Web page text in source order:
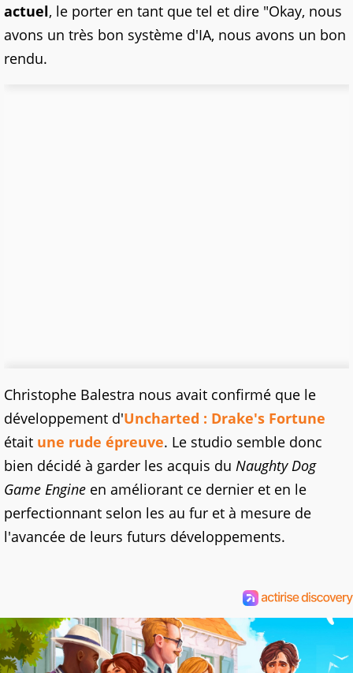
actuel, le porter en tant que tel et dire "Okay, nous
avons un très bon système d'IA, nous avons un bon
rendu.
Christophe Balestra nous avait confirmé que le
développement d'Uncharted : Drake's Fortune
était une rude épreuve. Le studio semble donc
bien décidé à garder les acquis du Naughty Dog
Game Engine en améliorant ce dernier et en le
perfectionnant selon les au fur et à mesure de
l'avancée de leurs futurs développements.